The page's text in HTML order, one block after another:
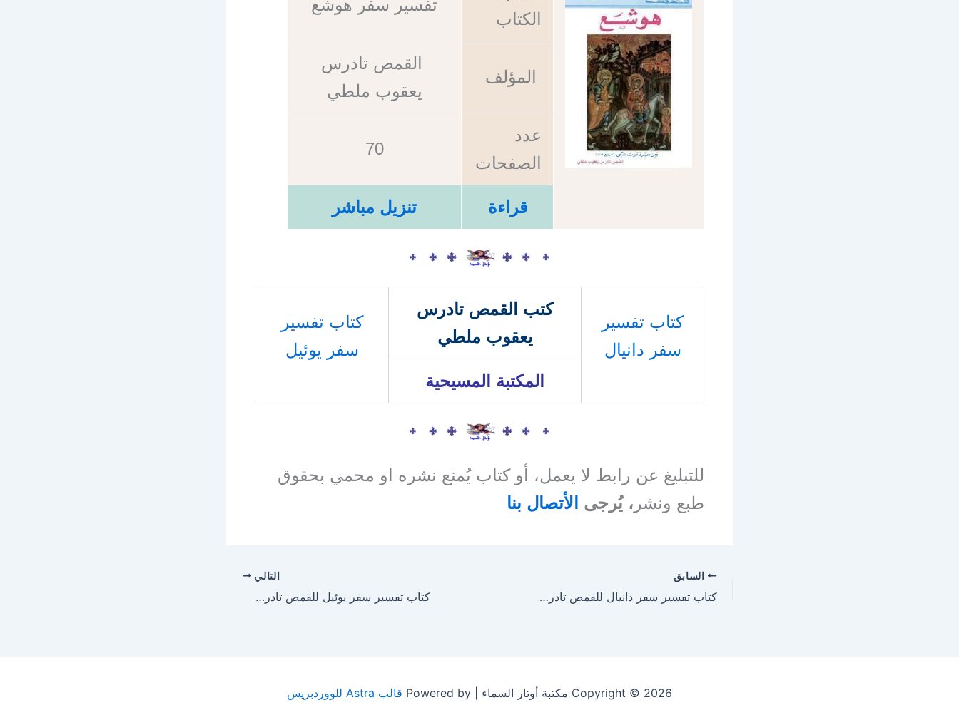
الكتاب
تفسير سفر هوشع
المؤلف
القمص تادرس
يعقوب ملطي
عدد
الصفحات
70
قراءة تنزيل مباشر
كتاب تفسير
سفر دانيال
كتب القمص تادرس
يعقوب ملطي
كتاب تفسير
سفر يوئيل
المكتبة المسيحية
للتبليغ عن رابط لا يعمل، أو كتاب يُمنع نشره او محمي بحقوق
طبع ونشر ، يُرجى الأتصال بنا
السابق
كتاب تفسير سفر دانيال للقمص تادرس يعقوب ملطي
التالي
كتاب تفسير سفر يوئيل للقمص تادرس يعقوب ملطي
Copyright © 2026 مكتبة أوتار السماء | Powered by قالب Astra للووردبريس